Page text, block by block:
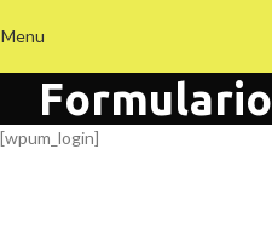
Menu
[wpum_login]